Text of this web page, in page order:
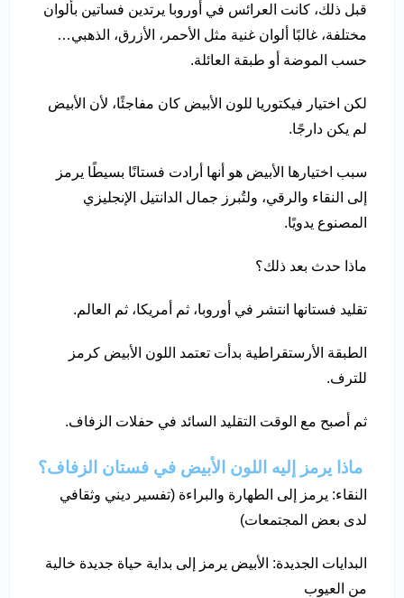
قبل ذلك، كانت العرائس في أوروبا يرتدين فساتين بألوان
مختلفة، غالبًا ألوان غنية مثل الأحمر، الأزرق، الذهبي…
حسب الموضة أو طبقة العائلة.
لكن اختيار فيكتوريا للون الأبيض كان مفاجئًا، لأن الأبيض
لم يكن دارجًا.
سبب اختيارها الأبيض هو أنها أرادت فستانًا بسيطًا يرمز
إلى النقاء والرقي، ولتُبرز جمال الدانتيل الإنجليزي
المصنوع يدويًا.
ماذا حدث بعد ذلك؟
تقليد فستانها انتشر في أوروبا، ثم أمريكا، ثم العالم.
الطبقة الأرستقراطية بدأت تعتمد اللون الأبيض كرمز
للترف.
ثم أصبح مع الوقت التقليد السائد في حفلات الزفاف.
ماذا يرمز إليه اللون الأبيض في فستان الزفاف؟
النقاء: يرمز إلى الطهارة والبراءة (تفسير ديني وثقافي
لدى بعض المجتمعات)
البدايات الجديدة: الأبيض يرمز إلى بداية حياة جديدة خالية
من العيوب